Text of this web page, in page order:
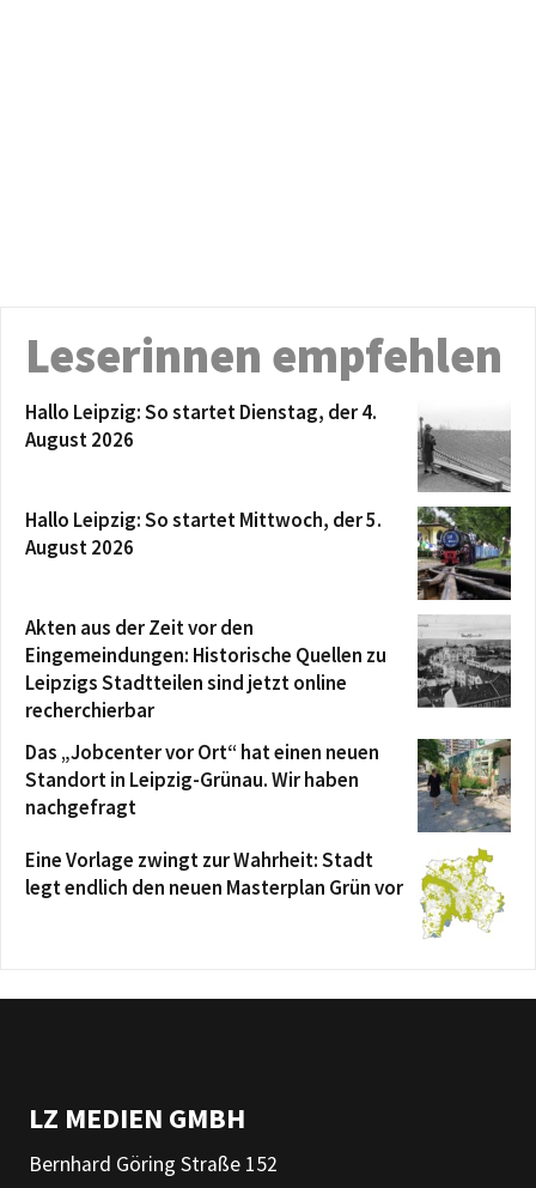
Leserinnen empfehlen
Hallo Leipzig: So startet Dienstag, der 4.
August 2026
Hallo Leipzig: So startet Mittwoch, der 5.
August 2026
Akten aus der Zeit vor den
Eingemeindungen: Historische Quellen zu
Leipzigs Stadtteilen sind jetzt online
recherchierbar
Das „Jobcenter vor Ort“ hat einen neuen
Standort in Leipzig-Grünau. Wir haben
nachgefragt
Eine Vorlage zwingt zur Wahrheit: Stadt
legt endlich den neuen Masterplan Grün vor
LZ MEDIEN GMBH
Bernhard Göring Straße 152